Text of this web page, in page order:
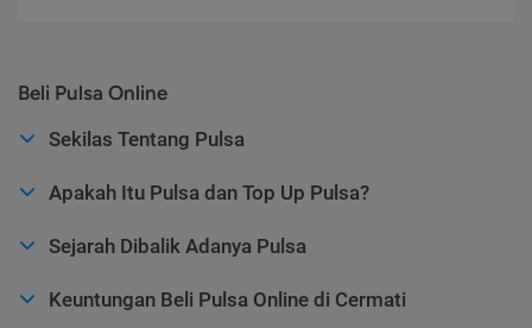
Beli Pulsa Online
Sekilas Tentang Pulsa
Apakah Itu Pulsa dan Top Up Pulsa?
Sejarah Dibalik Adanya Pulsa
Keuntungan Beli Pulsa Online di Cermati